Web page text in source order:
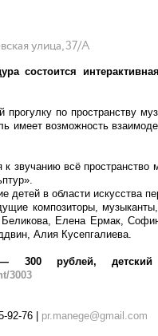
улица, 37/А
состоится
прогулку по пространству
имеет возможность
всё пространство
детей в области искусства
композиторы,
Беликова, Елена Ермак,
Алия Кусепгалиева.
— 300 рублей,
3003
92-76 | pr.manege@gmail.com